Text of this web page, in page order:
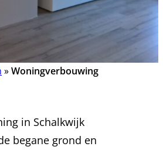
»Woningverbouwing
in Schalkwijk
begane grond en